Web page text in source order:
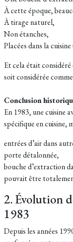
À cette époque,
À tirage naturel,
Non étanches,
Placées dans la
Et cela était
soit considérée
Conclusion
En 1983, une cuisine
spécifique en cuisine,
entrées d’air dans
porte détalonnée,
bouche d’extraction
pouvait être
2. Évolution
1983
Depuis les années